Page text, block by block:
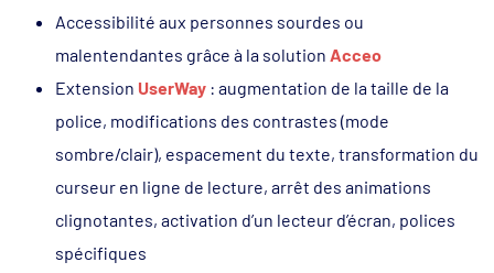
Accessibilité aux personnes sourdes ou
malentendantes grâce à la solution Acceo
Extension UserWay : augmentation de la taille de la
police, modifications des contrastes (mode
sombre/clair), espacement du texte, transformation du
curseur en ligne de lecture, arrêt des animations
clignotantes, activation d’un lecteur d’écran, polices
spécifiques